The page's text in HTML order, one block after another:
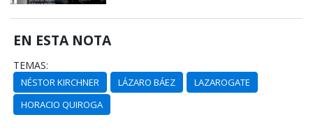
EN ESTA NOTA
TEMAS:
NÉSTOR KIRCHNER LÁZARO BÁEZ
LAZAROGATE
HORACIO QUIROGA